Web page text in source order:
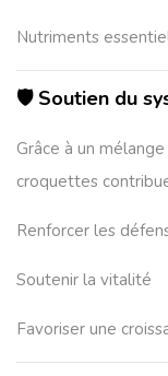
Nutriments
🛡️ Soutien du
Grâce à un
croquettes
Renforcer les
Soutenir la vitalité
Favoriser une